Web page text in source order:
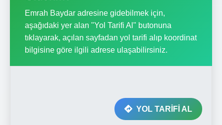
Emrah Baydar adresine gidebilmek için,
aşağıdaki yer alan "Yol Tarifi Al" butonuna
tıklayarak, açılan sayfadan yol tarifi alıp koordinat
bilgisine göre ilgili adrese ulaşabilirsiniz.
YOL TARİFİ AL